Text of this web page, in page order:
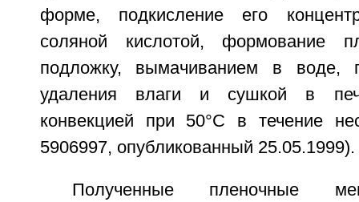
форме, подкисление его
соляной кислотой, формование
подложку, вымачиванием в воде,
удаления влаги и сушкой в
конвекцией при 50°С в течение
5906997, опубликованный 25.05.1999).
Полученные пленочные